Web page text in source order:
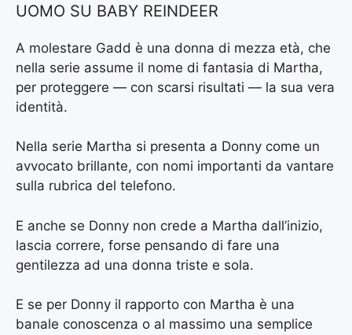
UOMO SU BABY REINDEER
A molestare Gadd è una donna di mezza età, che
nella serie assume il nome di fantasia di Martha,
per proteggere — con scarsi risultati — la sua vera
identità.
Nella serie Martha si presenta a Donny come un
avvocato brillante, con nomi importanti da vantare
sulla rubrica del telefono.
E anche se Donny non crede a Martha dall’inizio,
lascia correre, forse pensando di fare una
gentilezza ad una donna triste e sola.
E se per Donny il rapporto con Martha è una
banale conoscenza o al massimo una semplice